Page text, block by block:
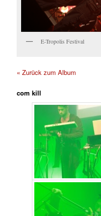
E-Tropolis Festival
« Zurück zum Album
com kill